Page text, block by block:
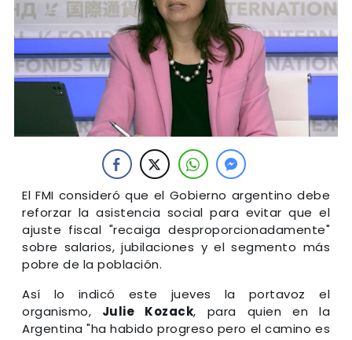
El FMI consideró que el Gobierno argentino debe
reforzar la asistencia social para evitar que el
ajuste fiscal "recaiga desproporcionadamente"
sobre salarios, jubilaciones y el segmento más
pobre de la población.
Así lo indicó este jueves la portavoz el
organismo, Julie Kozack, para quien en la
Argentina "ha habido progreso pero el camino es